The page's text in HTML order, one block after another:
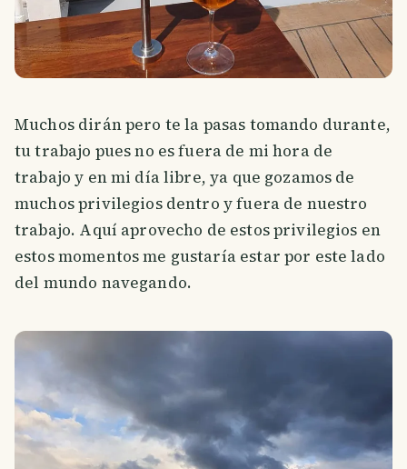
Muchos dirán pero te la pasas tomando durante,
tu trabajo pues no es fuera de mi hora de
trabajo y en mi día libre, ya que gozamos de
muchos privilegios dentro y fuera de nuestro
trabajo. Aquí aprovecho de estos privilegios en
estos momentos me gustaría estar por este lado
del mundo navegando.